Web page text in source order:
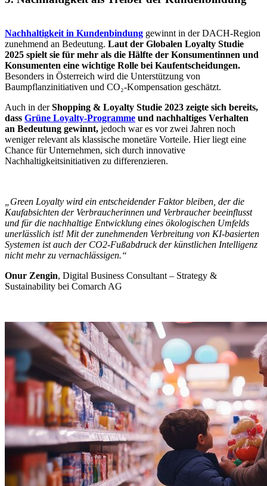
Nachhaltigkeit in Kundenbindung gewinnt in der DACH-Region
zunehmend an Bedeutung. Laut der Globalen Loyalty Studie
2025 spielt sie für mehr als die Hälfte der Konsumentinnen und
Konsumenten eine wichtige Rolle bei Kaufentscheidungen.
Besonders in Österreich wird die Unterstützung von
Baumpflanzinitiativen und CO₂-Kompensation geschätzt.
Auch in derShopping & Loyalty Studie 2023 zeigte sich bereits,
dass Grüne Loyalty-Programme und nachhaltiges Verhalten
an Bedeutung gewinnt, jedoch war es vor zwei Jahren noch
weniger relevant als klassische monetäre Vorteile. Hier liegt eine
Chance für Unternehmen, sich durch innovative
Nachhaltigkeitsinitiativen zu differenzieren.
„Green Loyalty wird ein entscheidender Faktor bleiben, der die
Kaufabsichten der Verbraucherinnen und Verbraucher beeinflusst
und für die nachhaltige Entwicklung eines ökologischen Umfelds
unerlässlich ist! Mit der zunehmenden Verbreitung von KI-basierten
Systemen ist auch der CO2-Fußabdruck der künstlichen Intelligenz
nicht mehr zu vernachlässigen.“
Onur Zengin, Digital Business Consultant – Strategy &
Sustainability bei Comarch AG